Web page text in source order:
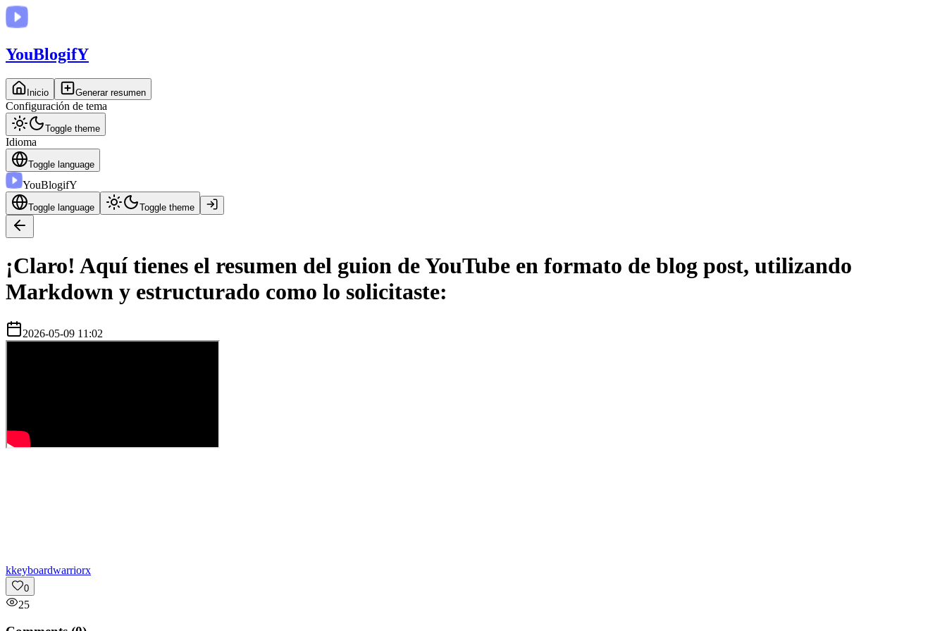
YouBlogifY
Inicio Generar resumen
Configuración de tema
Toggle theme
Idioma
Toggle language
YouBlogifY
Toggle language Toggle theme
¡Claro! Aquí tienes el resumen del guion de YouTube en formato de blog post, utilizando
Markdown y estructurado como lo solicitaste:
2026-05-09 11:02
kkeyboardwarriorx
0
25